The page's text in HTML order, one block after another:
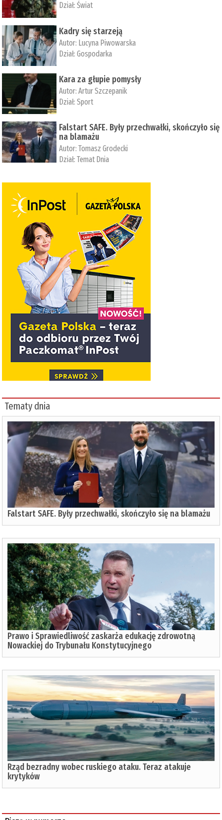
Dział:Świat
Kadry się starzeją
Autor: Lucyna Piwowarska
Dział:Gospodarka
Kara za głupie pomysły
Autor:Artur Szczepanik
Dział:Sport
Falstart SAFE. Były przechwałki, skończyło się
na blamażu
Autor:Tomasz Grodecki
Dział:Temat Dnia
Tematy dnia
Falstart SAFE. Były przechwałki, skończyło się na blamażu
Prawo i Sprawiedliwość zaskarża edukację zdrowotną
Nowackiej do Trybunału Konstytucyjnego
Rząd bezradny wobec ruskiego ataku. Teraz atakuje
krytyków